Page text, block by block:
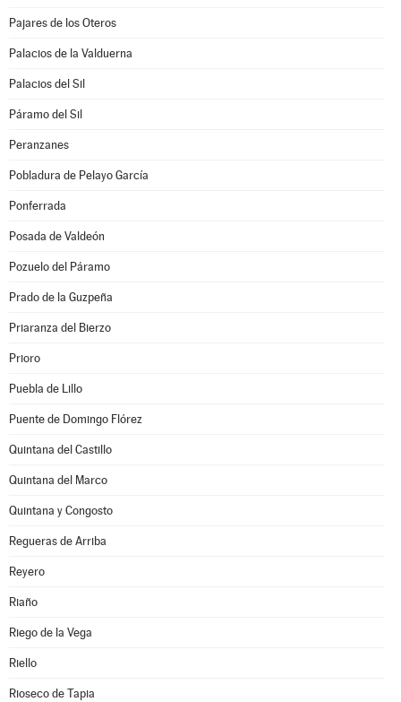
Pajares de los Oteros
Palacios de la Valduerna
Palacios del Sil
Páramo del Sil
Peranzanes
Pobladura de Pelayo García
Ponferrada
Posada de Valdeón
Pozuelo del Páramo
Prado de la Guzpeña
Priaranza del Bierzo
Prioro
Puebla de Lillo
Puente de Domingo Flórez
Quintana del Castillo
Quintana del Marco
Quintana y Congosto
Regueras de Arriba
Reyero
Riaño
Riego de la Vega
Riello
Rioseco de Tapia